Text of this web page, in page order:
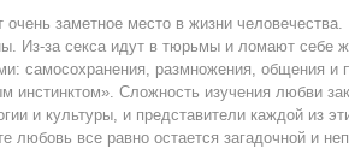
заметное место в жизни
Из-за секса идут в тюрьмы и ломают себе
самосохранения, размножения, общения
инстинктом». Сложность изучения любви
и культуры, и представители каждой из
любовь все равно остается загадочной и